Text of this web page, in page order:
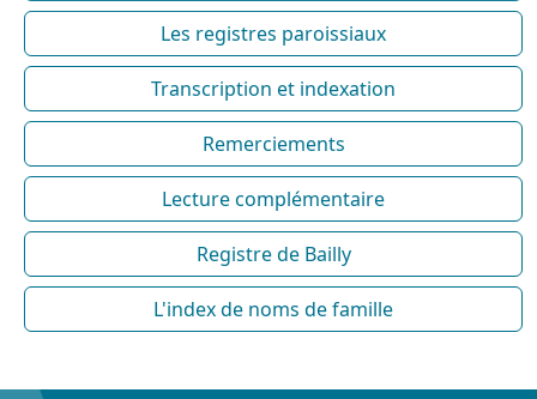
Les registres paroissiaux
Transcription et indexation
Remerciements
Lecture complémentaire
Registre de Bailly
L'index de noms de famille